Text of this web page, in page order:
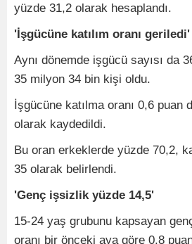
yüzde 31,2 olarak hesaplandı.
'İşgücüne katılım oranı geriledi'
Aynı dönemde işgücü sayısı da
35 milyon 34 bin kişi oldu.
İşgücüne katılma oranı 0,6 puan
olarak kaydedildi.
Bu oran erkeklerde yüzde 70,2,
35 olarak belirlendi.
'Genç işsizlik yüzde 14,5'
15-24 yaş grubunu kapsayan
oranı bir önceki aya göre 0,8